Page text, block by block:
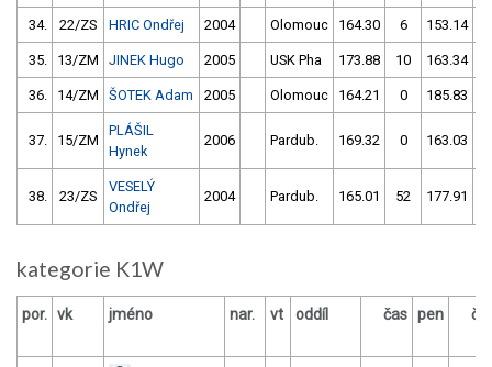
34. 22/ZS HRIC Ondřej 2004 Olomouc 164.30 6 153.14
35. 13/ZM JINEK Hugo 2005 USK Pha 173.88 10 163.34
36. 14/ZM ŠOTEK Adam 2005 Olomouc 164.21 0 185.83
37. 15/ZM
PLÁŠIL
Hynek
2006 Pardub. 169.32 0 163.03
38. 23/ZS
VESELÝ
Ondřej
2004 Pardub. 165.01 52 177.91
kategorie K1W
por. vk jméno nar. vt oddíl čas pen